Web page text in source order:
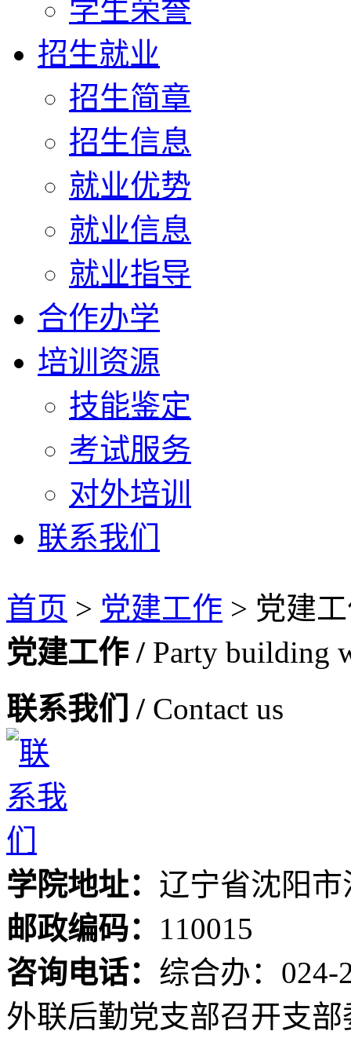
学生荣誉
招生就业
招生简章
招生信息
就业优势
就业信息
就业指导
合作办学
培训资源
技能鉴定
考试服务
对外培训
联系我们
首页 > 党建工作 > 党建
党建工作 / Party building
联系我们 / Contact us
学院地址： 辽宁省沈阳
邮政编码： 110015
咨询电话： 综合办：024-
外联后勤党支部召开支